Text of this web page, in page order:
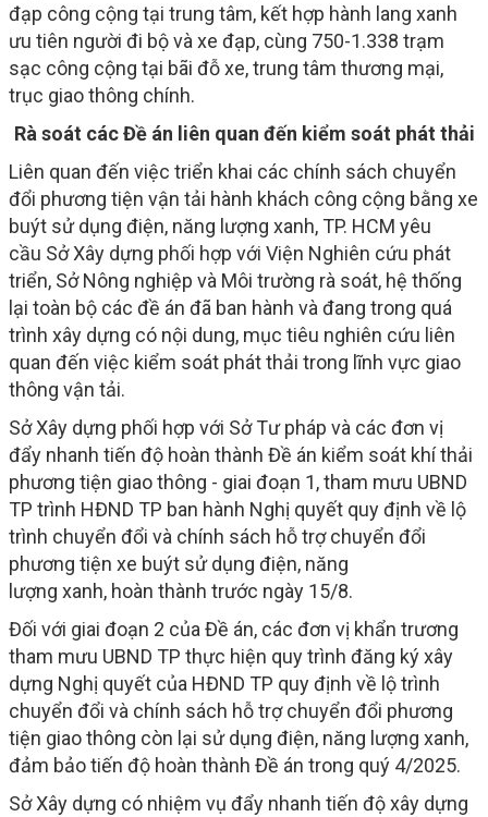
đạp công cộng tại trung tâm, kết hợp hành lang xanh
ưu tiên người đi bộ và xe đạp, cùng 750-1.338 trạm
sạc công cộng tại bãi đỗ xe, trung tâm thương mại,
trục giao thông chính.
Rà soát các Đề án liên quan đến kiểm soát phát thải
Liên quan đến việc triển khai các chính sách chuyển
đổi phương tiện vận tải hành khách công cộng bằng xe
buýt sử dụng điện, năng lượng xanh, TP. HCM yêu
cầu Sở Xây dựng phối hợp với Viện Nghiên cứu phát
triển, Sở Nông nghiệp và Môi trường rà soát, hệ thống
lại toàn bộ các đề án đã ban hành và đang trong quá
trình xây dựng có nội dung, mục tiêu nghiên cứu liên
quan đến việc kiểm soát phát thải trong lĩnh vực giao
thông vận tải.
Sở Xây dựng phối hợp với Sở Tư pháp và các đơn vị
đẩy nhanh tiến độ hoàn thành Đề án kiểm soát khí thải
phương tiện giao thông - giai đoạn 1, tham mưu UBND
TP trình HĐND TP ban hành Nghị quyết quy định về lộ
trình chuyển đổi và chính sách hỗ trợ chuyển đổi
phương tiện xe buýt sử dụng điện, năng
lượng xanh, hoàn thành trước ngày 15/8.
Đối với giai đoạn 2 của Đề án, các đơn vị khẩn trương
tham mưu UBND TP thực hiện quy trình đăng ký xây
dựng Nghị quyết của HĐND TP quy định về lộ trình
chuyển đổi và chính sách hỗ trợ chuyển đổi phương
tiện giao thông còn lại sử dụng điện, năng lượng xanh,
đảm bảo tiến độ hoàn thành Đề án trong quý 4/2025.
Sở Xây dựng có nhiệm vụ đẩy nhanh tiến độ xây dựng